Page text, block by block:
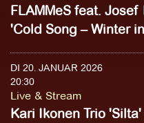
FLAMMeS feat.
'Cold Song – Winter
DI 20. JANUAR 2026
20:30
Live & Stream
Kari Ikonen Trio 'Silta'